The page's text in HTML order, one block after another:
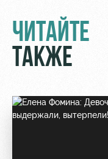
ЧИТАЙТЕ
ТАКЖЕ